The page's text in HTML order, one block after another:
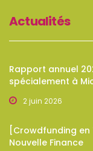
Actualités
Rapport annuel
spécialement à
2 juin 2026
[Crowdfunding
Nouvelle Finance